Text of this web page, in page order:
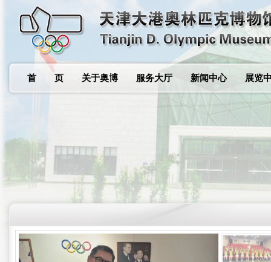
首 页 关于奥博 服务大厅 新闻中心 展览